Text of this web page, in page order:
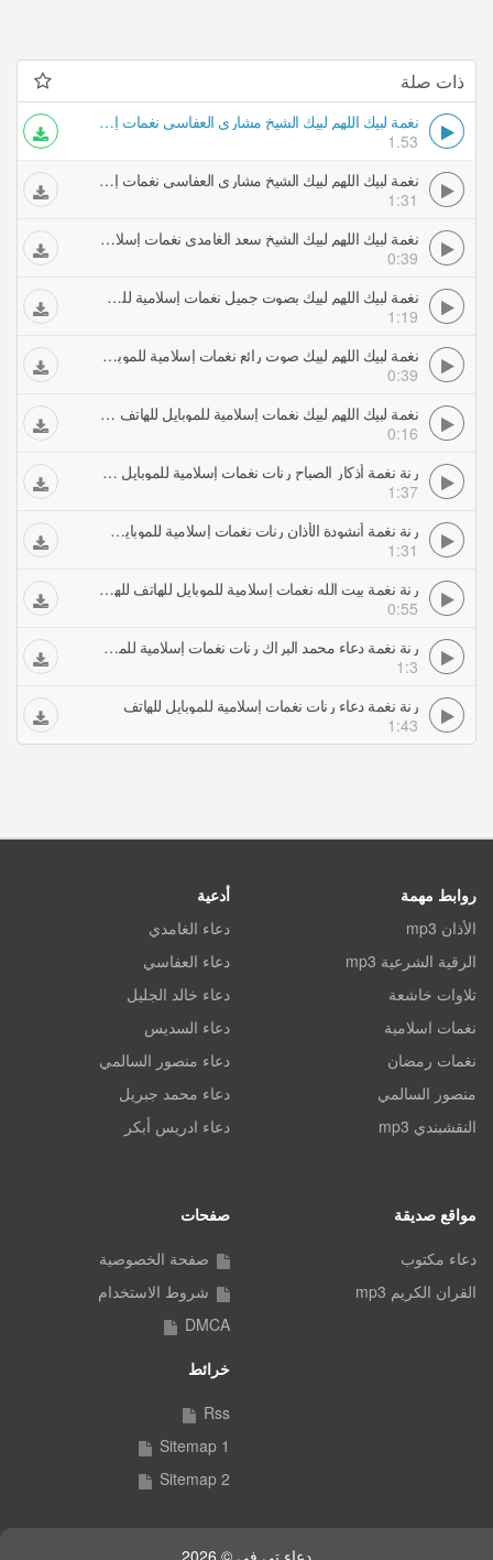
ذات صلة
نغمة لبيك اللهم لبيك الشيخ مشاري العفاسي نغمات إسلامية للموبايل للهاتف للهاتف للهاتف للهاتف
1.53
نغمة لبيك اللهم لبيك الشيخ مشاري العفاسي نغمات إسلامية للموبايل للهاتف للهاتف للهاتف للهاتف
1:31
نغمة لبيك اللهم لبيك الشيخ سعد الغامدي نغمات إسلامية للموبايل للهاتف للهاتف للهاتف للهاتف
0:39
نغمة لبيك اللهم لبيك بصوت جميل نغمات إسلامية للموبايل للهاتف للهاتف للهاتف للهاتف
1:19
نغمة لبيك اللهم لبيك صوت رائع نغمات إسلامية للموبايل للهاتف للهاتف للهاتف للهاتف
0:39
نغمة لبيك اللهم لبيك نغمات إسلامية للموبايل للهاتف للهاتف للهاتف للهاتف
0:16
رنة نغمة أذكار الصباح رنات نغمات إسلامية للموبايل للهاتف
1:37
رنة نغمة أنشودة الأذان رنات نغمات إسلامية للموبايل للهاتف
1:31
رنة نغمة بيت الله نغمات إسلامية للموبايل للهاتف للهاتف للهاتف للهاتف للهاتف للهاتف للهاتف للهاتف
0:55
رنة نغمة دعاء محمد البراك رنات نغمات إسلامية للموبايل للهاتف
1:3
رنة نغمة دعاء رنات نغمات إسلامية للموبايل للهاتف
1:43
روابط مهمة
الأذان mp3
الرقية الشرعية mp3
تلاوات خاشعة
نغمات اسلامية
نغمات رمضان
منصور السالمي
النقشبندي mp3
أدعية
دعاء الغامدي
دعاء العفاسي
دعاء خالد الجليل
دعاء السديس
دعاء منصور السالمي
دعاء محمد جبريل
دعاء ادريس أبكر
مواقع صديقة
دعاء مكتوب
القران الكريم mp3
صفحات
صفحة الخصوصية
شروط الاستخدام
DMCA
خرائط
Rss
Sitemap 1
Sitemap 2